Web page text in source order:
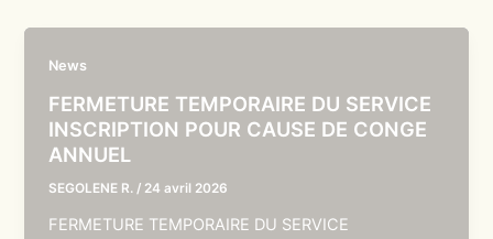
News
FERMETURE TEMPORAIRE DU SERVICE
INSCRIPTION POUR CAUSE DE CONGE
ANNUEL
SEGOLENE R. / 24 avril 2026
FERMETURE TEMPORAIRE DU SERVICE